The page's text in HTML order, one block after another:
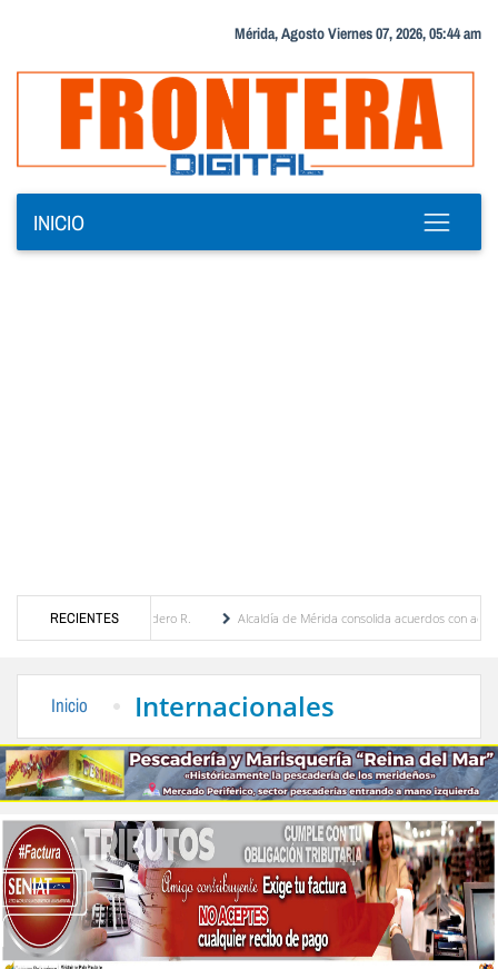
Mérida, Agosto Viernes 07, 2026, 05:44 am
INICIO
RECIENTES
Febres Cordero R.
Alcaldía de Mérida consolida acuerdos con adjudicatarios
Inicio Internacionales